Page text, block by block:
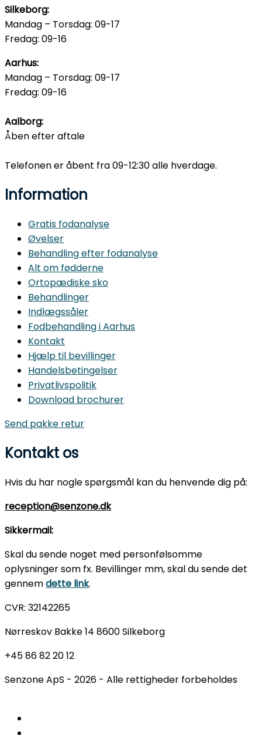
Silkeborg:
Mandag – Torsdag: 09-17
Fredag: 09-16
Aarhus:
Mandag – Torsdag: 09-17
Fredag: 09-16
Aalborg:
Åben efter aftale
Telefonen er åbent fra 09-12:30 alle hverdage.
Information
Gratis fodanalyse
Øvelser
Behandling efter fodanalyse
Alt om fødderne
Ortopædiske sko
Behandlinger
Indlægssåler
Fodbehandling i Aarhus
Kontakt
Hjælp til bevillinger
Handelsbetingelser
Privatlivspolitik
Download brochurer
Send pakke retur
Kontakt os
Hvis du har nogle spørgsmål kan du henvende dig på:
reception@senzone.dk
Sikkermail:
Skal du sende noget med personfølsomme
oplysninger som fx. Bevillinger mm, skal du sende det
gennemdette link.
CVR: 32142265
Nørreskov Bakke 14 8600 Silkeborg
+45 86 82 20 12
Senzone ApS - 2026 - Alle rettigheder forbeholdes